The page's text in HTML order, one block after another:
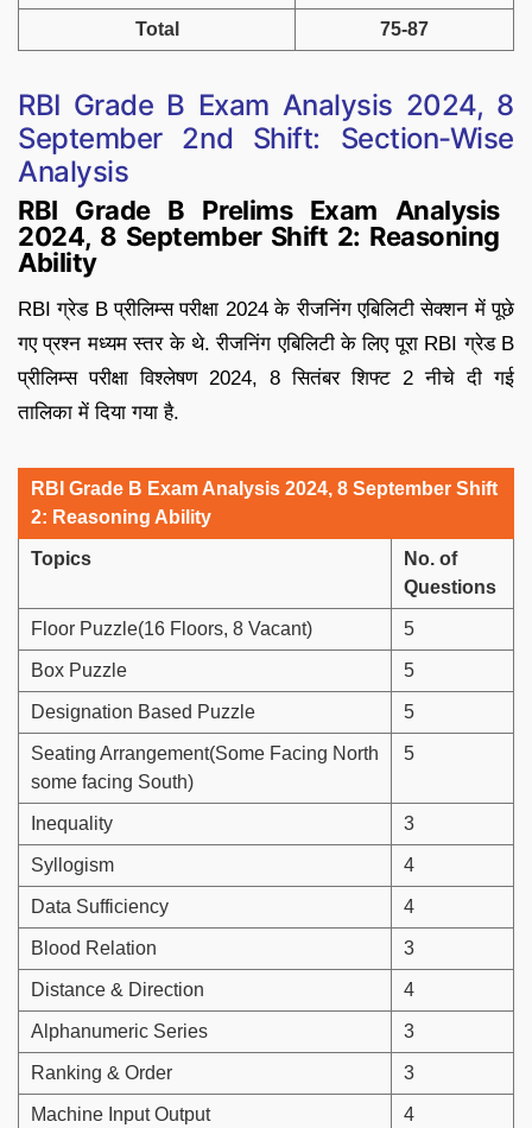
Total 75-87
RBI Grade B Exam Analysis 2024, 8
September 2nd Shift: Section-Wise
Analysis
RBI Grade B Prelims Exam Analysis
2024, 8 September Shift 2: Reasoning
Ability
RBI ग्रेड B प्रीलिम्स परीक्षा 2024 के रीजनिंग एबिलिटी सेक्शन में पूछे
गए प्रश्न मध्यम स्तर के थे. रीजनिंग एबिलिटी के लिए पूरा RBI ग्रेड B
प्रीलिम्स परीक्षा विश्लेषण 2024, 8 सितंबर शिफ्ट 2 नीचे दी गई
तालिका में दिया गया है.
RBI Grade B Exam Analysis 2024, 8 September Shift
2: Reasoning Ability
Topics
No. of
Questions
Floor Puzzle(16 Floors, 8 Vacant) 5
Box Puzzle 5
Designation Based Puzzle 5
Seating Arrangement(Some Facing North
some facing South)
5
Inequality 3
Syllogism 4
Data Sufficiency 4
Blood Relation 3
Distance & Direction 4
Alphanumeric Series 3
Ranking & Order 3
Machine Input Output 4